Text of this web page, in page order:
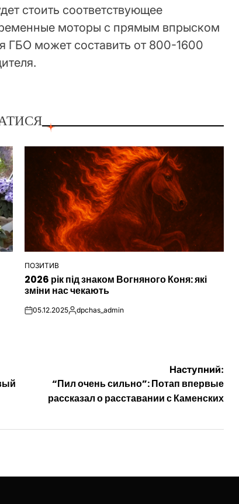
стоить соответствующее
моторы с прямым впрыском
ГБО может составить от 800-1600
ОПУБЛІКУВАТИ
У
ПОЗИТИВ
2026 рік під знаком Вогняного Коня: які
зміни нас чекають
on05.12.2025Опубліковано
dpchas_admin
Наступний:
“Пил очень сильно”: Потап впервые
рассказал о расставании с Каменских